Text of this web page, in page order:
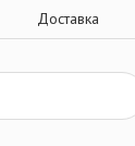
Доставка